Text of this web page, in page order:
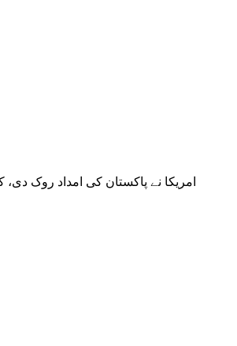
امریکا نے پاکستان کی امداد روک دی،